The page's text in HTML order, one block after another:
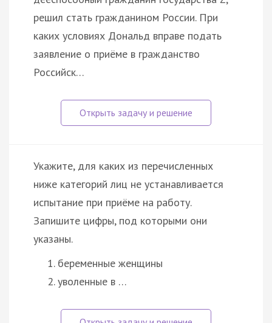
решил стать гражданином России. При
каких условиях Дональд вправе подать
заявление о приёме в гражданство
Российск…
Укажите, для каких из перечисленных
ниже категорий лиц не устанавливается
испытание при приёме на работу.
Запишите цифры, под которыми они
указаны.
беременные женщины
уволенные в …